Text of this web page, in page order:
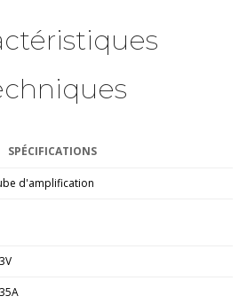
SPÉCIFICATIONS
d'amplification